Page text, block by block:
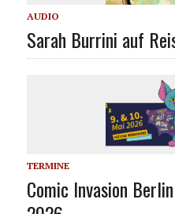
AUDIO
Sarah Burrini auf
TERMINE
Comic Invasion